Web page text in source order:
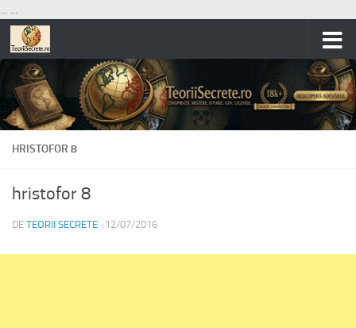
... ...
Skip to content
HRISTOFOR 8
hristofor 8
DE TEORII SECRETE · 12/07/2016